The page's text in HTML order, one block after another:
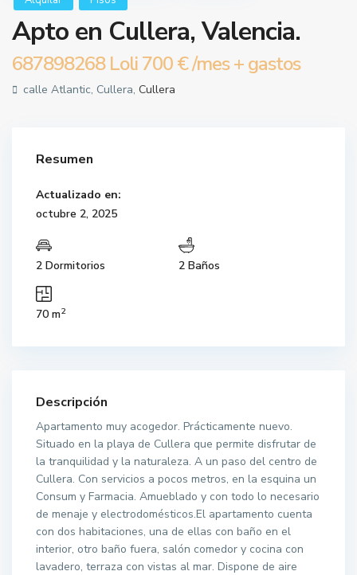
Apto en Cullera, Valencia.
687898268 Loli700 €/mes + gastos
calle Atlantic, Cullera, Cullera
Resumen
Actualizado en:
octubre 2, 2025
2 Dormitorios 2 Baños
70 m2
Descripción
Apartamento muy acogedor. Prácticamente nuevo.
Situado en la playa de Cullera que permite disfrutar de
la tranquilidad y la naturaleza. A un paso del centro de
Cullera. Con servicios a pocos metros, en la esquina un
Consum y Farmacia. Amueblado y con todo lo necesario
de menaje y electrodomésticos.El apartamento cuenta
con dos habitaciones, una de ellas con baño en el
interior, otro baño fuera, salón comedor y cocina con
lavadero, terraza con vistas al mar. Dispone de aire